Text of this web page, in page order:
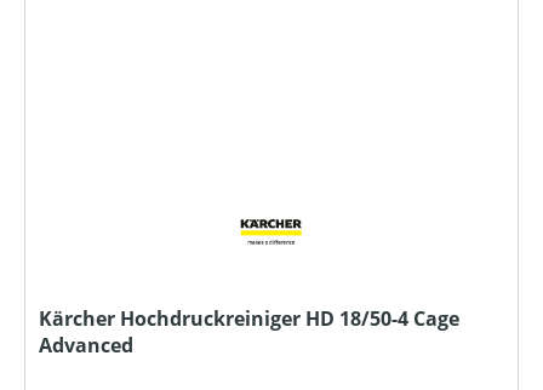
Kärcher Hochdruckreiniger HD 18/50-4 Cage
Advanced